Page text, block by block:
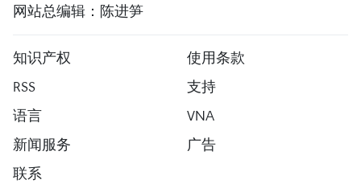
网站总编辑：陈进笋
知识产权
使用条款
RSS
支持
语言
VNA
新闻服务
广告
联系